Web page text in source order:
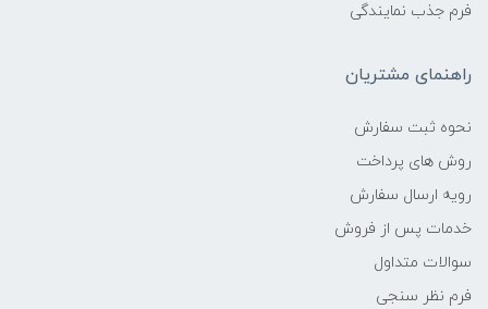
فرم جذب نمایندگی
راهنمای مشتریان
نحوه ثبت سفارش
روش های پرداخت
رویه ارسال سفارش
خدمات پس از فروش
سوالات متداول
فرم نظر سنجی